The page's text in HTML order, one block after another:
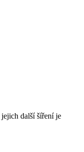
další šíření je